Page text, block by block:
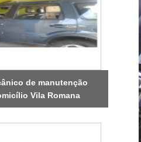
de manutenção
Vila Romana